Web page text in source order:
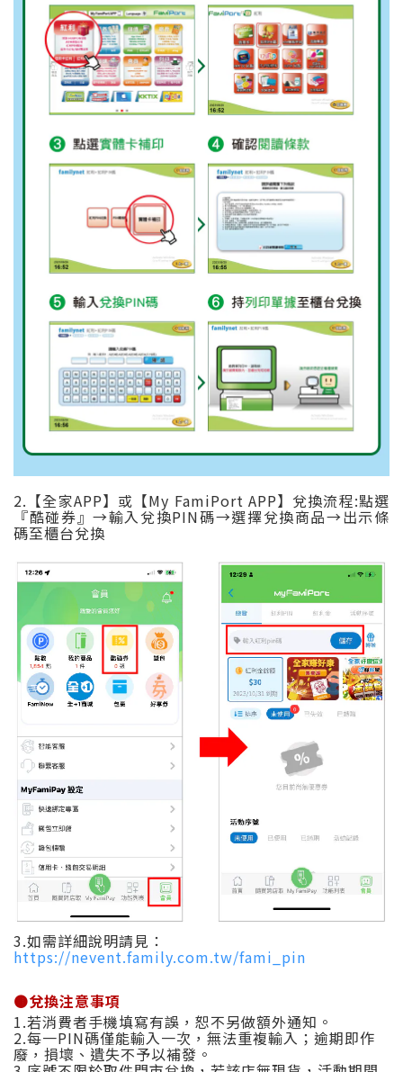
2.【全家APP】或【My FamiPort APP】兌換流程:點選
『酷碰券』→輸入兌換PIN碼→選擇兌換商品→出示條
碼至櫃台兌換
3.如需詳細說明請見：
https://nevent.family.com.tw/fami_pin
🟤兌換注意事項
1.若消費者手機填寫有誤，恕不另做額外通知。
2.每一PIN碼僅能輸入一次，無法重複輸入；逾期即作
廢，損壞、遺失不予以補發。